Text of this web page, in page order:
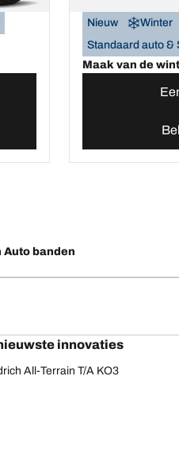
Nieuw Winter
Standaard auto &
Maak van de
Auto banden
innovaties
All-Terrain T/A KO3